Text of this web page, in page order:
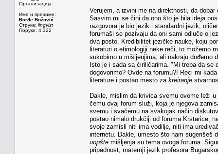
Организација:
Име и презиме:
Đorđe Božović
Струка: lingvist
Поруке: 4.322
Verujem, a izvini me na direktnosti, da
Sasvim mi se čini da ono što je bila ideja
razgovora je bio jezik i standardni jezik,
forumaši se pozivaju da oni sami odluče o
dva posto. Kredibilitet jezičke nauke, koju
literaturi o etimologiji neke reči, to možemo
sukobimo u mišljenjima, ali nakraju
Isto je i sada sa ćiriličarima. "Mi treba da se
dogovorimo? Ovde na forumu?! Reci mi
literature i postao mesto za kreiranje
Dakle, mislim da krivica svemu ovome leži
čemu ovaj forum služi, koja je njegova
svemu i svačemu na svakojak način
postao nimalo drukčiji od foruma Krstarice,
svoje zamisli niti ima vodilje, niti ima
internetu. Dakle, umesto što nam sugerišeš
uopšte mišljenja su tema ovoga foruma.
pripadnost, maternji jezik profesora